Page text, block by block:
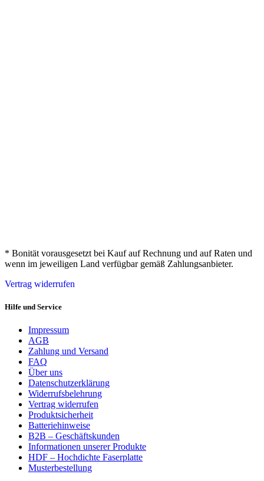
* Bonität vorausgesetzt bei Kauf auf Rechnung und auf Raten und
wenn im jeweiligen Land verfügbar gemäß Zahlungsanbieter.
Vertrag widerrufen
Hilfe und Service
Impressum
AGB
Zahlung und Versand
FAQ
Über uns
Datenschutzerklärung
Widerrufsbelehrung
Vertrag widerrufen
Produktsicherheit
Batteriehinweise
B2B – Geschäftskunden
Informationen unserer Produkte
HDF – Hochdichte Faserplatte
Musterbestellung